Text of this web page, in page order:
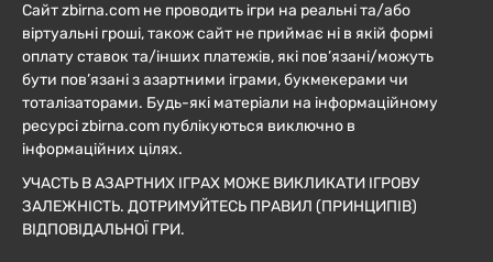
Сайт zbirna.com не проводить ігри на реальні та/або
віртуальні гроші, також сайт не приймає ні в якій формі
оплату ставок та/інших платежів, які пов’язані/можуть
бути пов’язані з азартними іграми, букмекерами чи
тоталізаторами. Будь-які матеріали на інформаційному
ресурсі zbirna.com публікуються виключно в
інформаційних цілях.
УЧАСТЬ В АЗАРТНИХ ІГРАХ МОЖЕ ВИКЛИКАТИ ІГРОВУ
ЗАЛЕЖНІСТЬ. ДОТРИМУЙТЕСЬ ПРАВИЛ (ПРИНЦИПІВ)
ВІДПОВІДАЛЬНОЇ ГРИ.